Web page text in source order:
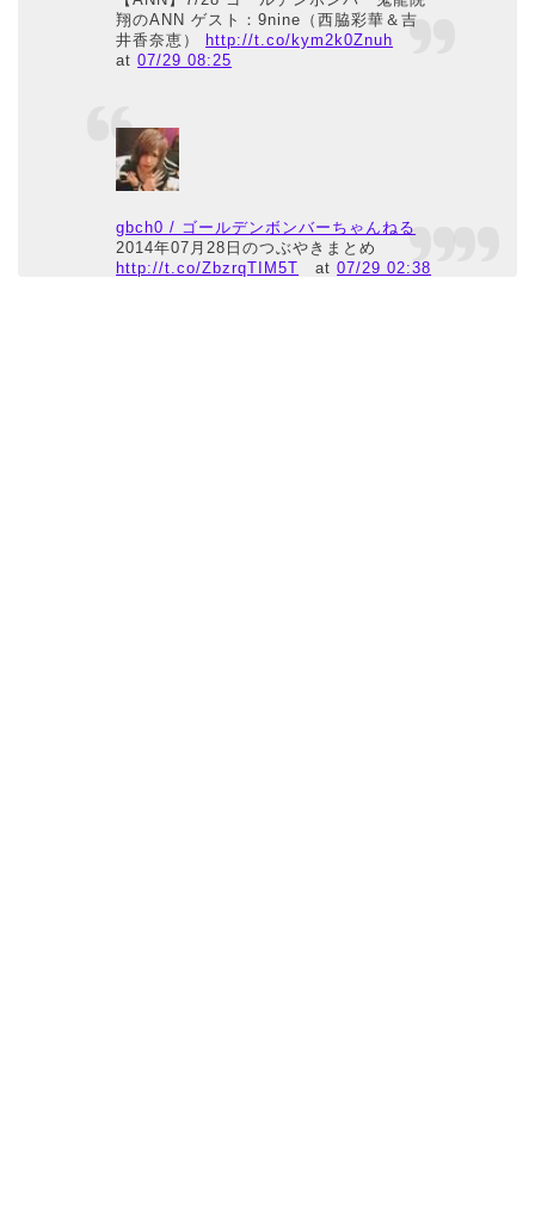
翔のANN ゲスト：9nine（西脇彩華＆吉
井香奈恵）
http://t.co/kym2k0Znuh
at07/29 08:25
gbch0 / ゴールデンボンバーちゃんねる
2014年07月28日のつぶやきまとめ
http://t.co/ZbzrqTIM5T at07/29 02:38